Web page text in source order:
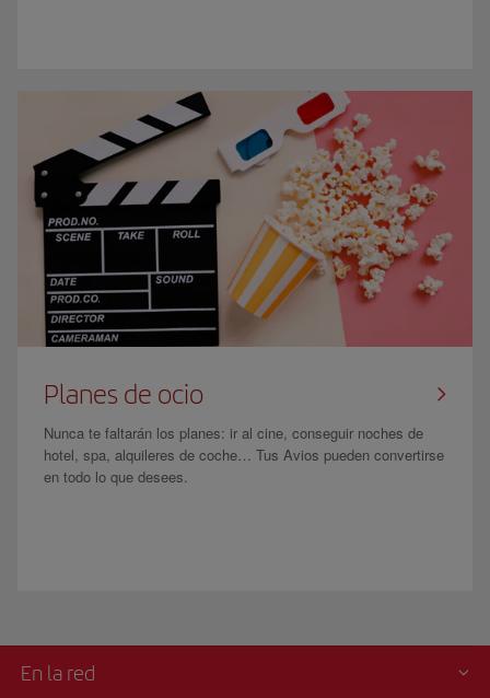
Planes de ocio
Nunca te faltarán los planes: ir al cine, conseguir noches de
hotel, spa, alquileres de coche… Tus Avios pueden convertirse
en todo lo que desees.
En la red